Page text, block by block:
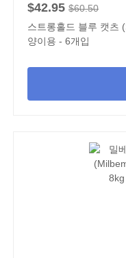
$42.95 $60.50
스트롱홀드 블루 캣츠
양이용 - 6개입